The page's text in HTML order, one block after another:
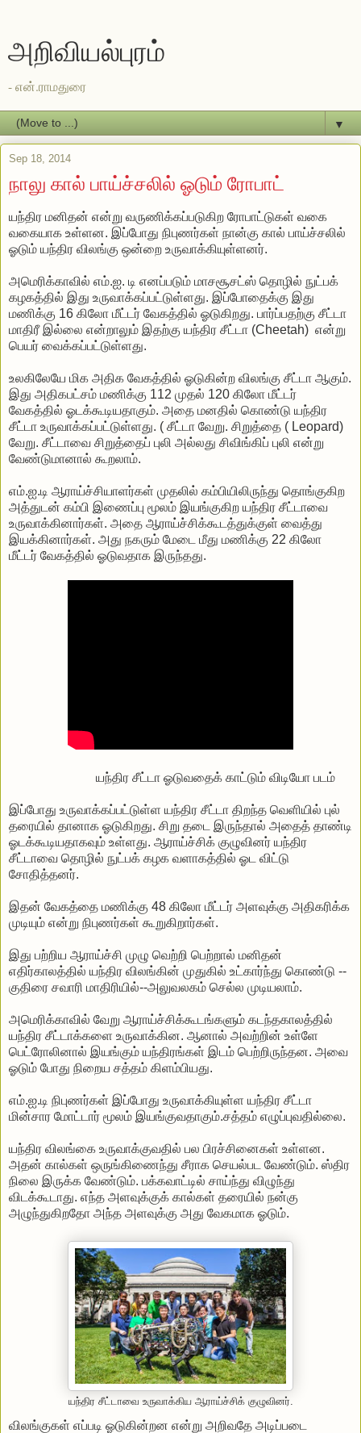
அறிவியல்புரம்
- என்.ராமதுரை
▼
Sep 18, 2014
நாலு கால் பாய்ச்சலில் ஓடும் ரோபாட்
யந்திர மனிதன் என்று வருணிக்கப்படுகிற ரோபாட்டுகள் வகை
வகையாக உள்ளன. இப்போது நிபுணர்கள் நான்கு கால் பாய்ச்சலில்
ஓடும் யந்திர விலங்கு ஒன்றை உருவாக்கியுள்ளனர்.
அமெரிக்காவில் எம்.ஐ. டி எனப்படும் மாசசூசட்ஸ் தொழில் நுட்பக்
கழகத்தில் இது உருவாக்கப்பட்டுள்ளது. இப்போதைக்கு இது
மணிக்கு 16 கிலோ மீட்டர் வேகத்தில் ஓடுகிறது. பார்ப்பதற்கு சீட்டா
மாதிரீ இல்லை என்றாலும் இதற்கு யந்திர சீட்டா (Cheetah) என்று
பெயர் வைக்கப்பட்டுள்ளது.
உலகிலேயே மிக அதிக வேகத்தில் ஓடுகின்ற விலங்கு சீட்டா ஆகும்.
இது அதிகபட்சம் மணிக்கு 112 முதல் 120 கிலோ மீட்டர்
வேகத்தில் ஓடக்கூடியதாகும். அதை மனதில் கொண்டு யந்திர
சீட்டா உருவாக்கப்பட்டுள்ளது. ( சீட்டா வேறு. சிறுத்தை ( Leopard)
வேறு. சீட்டாவை சிறுத்தைப் புலி அல்லது சிவிங்கிப் புலி என்று
வேண்டுமானால் கூறலாம்.
எம்.ஐ.டி ஆராய்ச்சியாளர்கள் முதலில் கம்பியிலிருந்து தொங்குகிற
அத்துடன் கம்பி இணைப்பு மூலம் இயங்குகிற யந்திர சீட்டாவை
உருவாக்கினார்கள். அதை ஆராய்ச்சிக்கூடத்துக்குள் வைத்து
இயக்கினார்கள். அது நகரும் மேடை மீது மணிக்கு 22 கிலோ
மீட்டர் வேகத்தில் ஓடுவதாக இருந்தது.
யந்திர சீட்டா ஓடுவதைக் காட்டும் விடியோ படம்
இப்போது உருவாக்கப்பட்டுள்ள யந்திர சீட்டா திறந்த வெளியில் புல்
தரையில் தானாக ஓடுகிறது. சிறு தடை இருந்தால் அதைத் தாண்டி
ஓடக்கூடியதாகவும் உள்ளது. ஆராய்ச்சிக் குழுவினர் யந்திர
சீட்டாவை தொழில் நுட்பக் கழக வளாகத்தில் ஓட விட்டு
சோதித்தனர்.
இதன் வேகத்தை மணிக்கு 48 கிலோ மீட்டர் அளவுக்கு அதிகரிக்க
முடியும் என்று நிபுணர்கள் கூறுகிறார்கள்.
இது பற்றிய ஆராய்ச்சி முழு வெற்றி பெற்றால் மனிதன்
எதிர்காலத்தில் யந்திர விலங்கின் முதுகில் உட்கார்ந்து கொண்டு --
குதிரை சவாரி மாதிரியில்--அலுவலகம் செல்ல முடியலாம்.
அமெரிக்காவில் வேறு ஆராய்ச்சிக்கூடங்களும் கடந்தகாலத்தில்
யந்திர சீட்டாக்களை உருவாக்கின. ஆனால் அவற்றின் உள்ளே
பெட்ரோலினால் இயங்கும் யந்திரங்கள் இடம் பெற்றிருந்தன. அவை
ஓடும் போது நிறைய சத்தம் கிளம்பியது.
எம்.ஐ.டி நிபுணர்கள் இப்போது உருவாக்கியுள்ள யந்திர சீட்டா
மின்சார மோட்டார் மூலம் இயங்குவதாகும்.சத்தம் எழுப்புவதில்லை.
யந்திர விலங்கை உருவாக்குவதில் பல பிரச்சினைகள் உள்ளன.
அதன் கால்கள் ஒருங்கிணைந்து சீராக செயல்பட வேண்டும். ஸ்திர
நிலை இருக்க வேண்டும். பக்கவாட்டில் சாய்ந்து விழுந்து
விடக்கூடாது. எந்த அளவுக்குக் கால்கள் தரையில் நன்கு
அழுந்துகிறதோ அந்த அளவுக்கு அது வேகமாக ஓடும்.
யந்திர சீட்டாவை உருவாக்கிய ஆராய்ச்சிக் குழுவினர்.
விலங்குகள் எப்படி ஓடுகின்றன என்று அறிவதே அடிப்படை